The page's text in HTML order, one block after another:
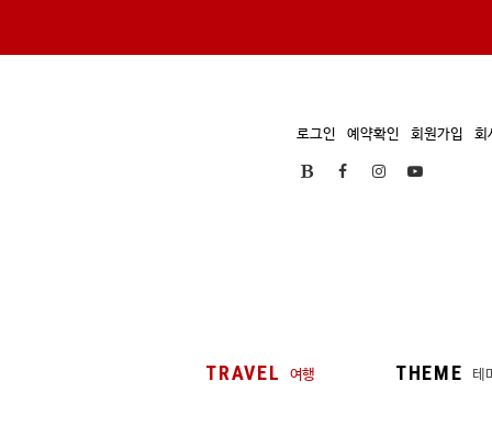
로그인 예약확인 회원가입 회
TRAVEL 여행 THEME 테